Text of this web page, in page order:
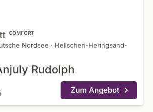
COMFORT
Nordsee · Hellschen-Heringsand-
Rudolph
Zum Angebot